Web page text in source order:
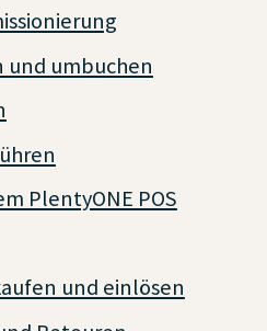
und umbuchen
PlentyONE POS
und einlösen